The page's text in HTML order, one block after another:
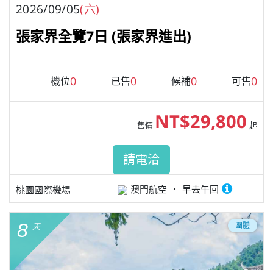
2026/09/05(六)
張家界全覽7日 (張家界進出)
機位0 已售0 候補0 可售0
桃園國際機場 澳門航空 早去午回
售價 NT$29,800 起
請電洽
8 天 團體